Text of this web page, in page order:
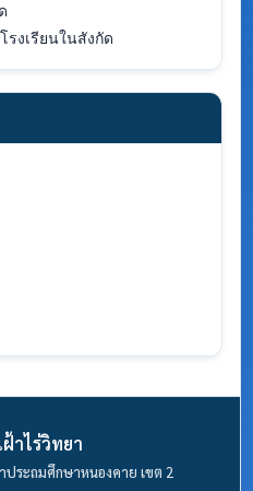
รงเรียนในสังกัด
ฝ้าไร่วิทยา
ระถมศึกษาหนองคาย เขต 2